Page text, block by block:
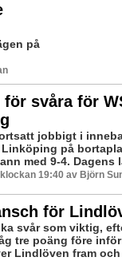
på
svåra för
jobbigt i
på
med 9-4. Dagens
19:40 av Björn
för
svår som viktig,
tre poäng före
Lindlöven fram